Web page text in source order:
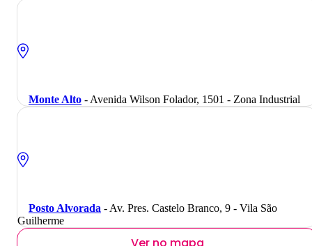
Monte Alto - Avenida Wilson Folador, 1501 - Zona Industrial
Posto Alvorada - Av. Pres. Castelo Branco, 9 - Vila São
Guilherme
Ver no mapa